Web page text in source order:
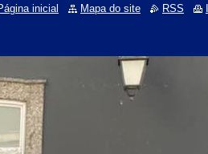
inicial Mapa do site RSS